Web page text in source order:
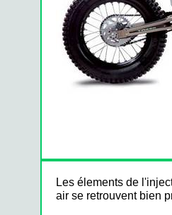
Les élements de
air se retrouvent bien